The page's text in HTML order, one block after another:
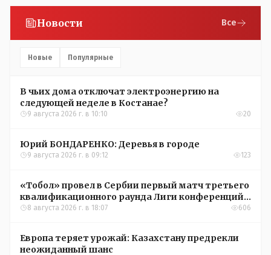
Новости Все
Новые Популярные
В чьих дома отключат электроэнергию на
следующей неделе в Костанае?
9 августа 2026 г. в 10:10 20
Юрий БОНДАРЕНКО: Деревья в городе
9 августа 2026 г. в 09:12 123
«Тобол» провел в Сербии первый матч третьего
квалификационного раунда Лиги конференций
УЕФА
8 августа 2026 г. в 18:07 606
Европа теряет урожай: Казахстану предрекли
неожиданный шанс